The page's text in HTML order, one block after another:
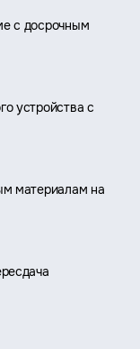
с досрочным
устройства с
материалам на